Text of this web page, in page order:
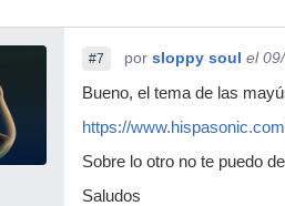
#7 por sloppy soul el
Bueno, el tema de las
https://
Sobre lo otro no te puedo
Saludos